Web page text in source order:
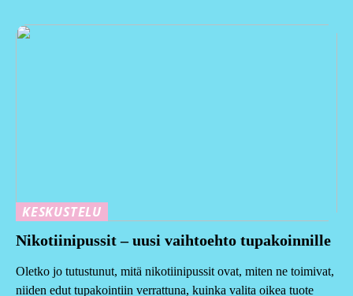
KESKUSTELU
Nikotiinipussit – uusi vaihtoehto tupakoinnille
Oletko jo tutustunut, mitä nikotiinipussit ovat, miten ne toimivat,
niiden edut tupakointiin verrattuna, kuinka valita oikea tuote